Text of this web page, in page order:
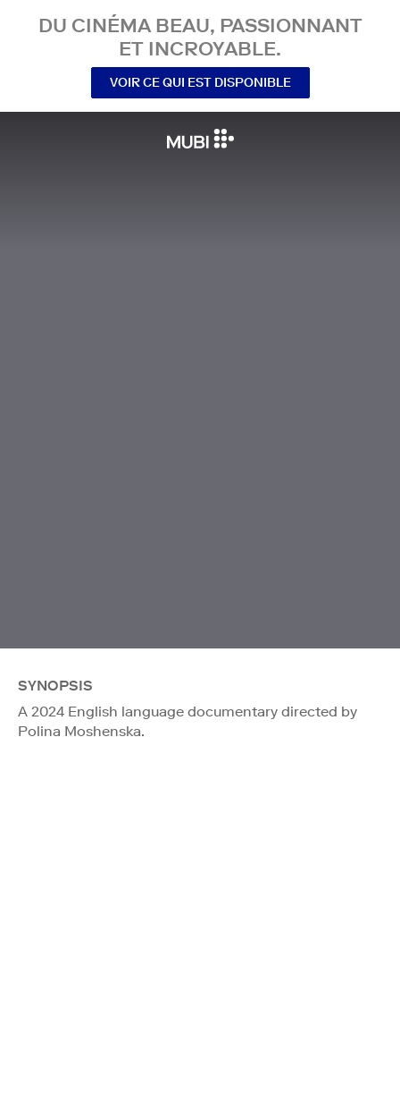
DU CINÉMA BEAU, PASSIONNANT
ET INCROYABLE.
VOIR CE QUI EST DISPONIBLE
SYNOPSIS
A 2024 English language documentary directed by
Polina Moshenska.